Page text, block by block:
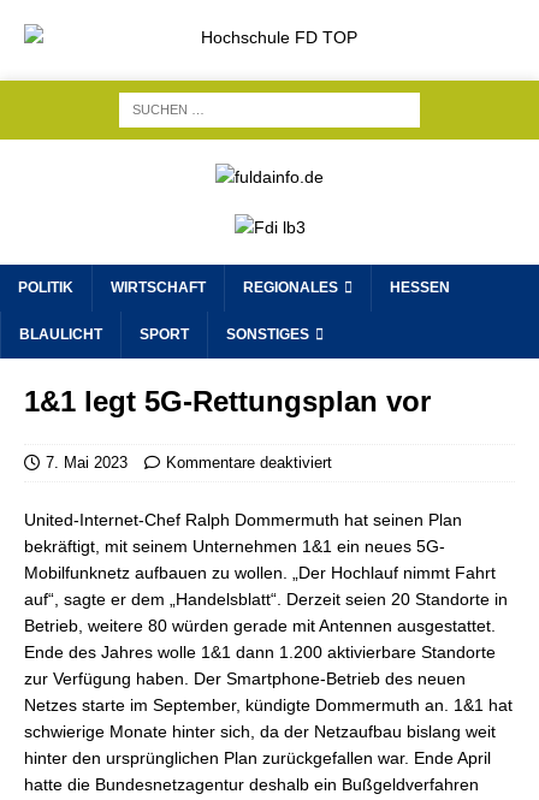
POLITIK WIRTSCHAFT REGIONALES HESSEN
BLAULICHT SPORT SONSTIGES
1&1 legt 5G-Rettungsplan vor
7. Mai 2023 Kommentare deaktiviert
United-Internet-Chef Ralph Dommermuth hat seinen Plan
bekräftigt, mit seinem Unternehmen 1&1 ein neues 5G-
Mobilfunknetz aufbauen zu wollen. „Der Hochlauf nimmt Fahrt
auf“, sagte er dem „Handelsblatt“. Derzeit seien 20 Standorte in
Betrieb, weitere 80 würden gerade mit Antennen ausgestattet.
Ende des Jahres wolle 1&1 dann 1.200 aktivierbare Standorte
zur Verfügung haben. Der Smartphone-Betrieb des neuen
Netzes starte im September, kündigte Dommermuth an. 1&1 hat
schwierige Monate hinter sich, da der Netzaufbau bislang weit
hinter den ursprünglichen Plan zurückgefallen war. Ende April
hatte die Bundesnetzagentur deshalb ein Bußgeldverfahren